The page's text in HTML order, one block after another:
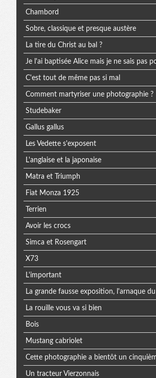
Chambord
Sobre, classique et presque austère
La tire du Christ au bal ?
Je l'ai baptisée Alice mais je ne sais pas
C'est tout de même pas si mal
Comment martyriser une photographie ?
Studebaker
Gallus gallus
Les Vedette s'exposent
L'anglaise et la japonaise
Matra et Triumph
Fiat Monza 1925
Terrien
Avoir les crocs
Simca et Rosengart
X73
L'important
La grande fausse exposition, l'arnaque du
La rouille vous va si bien
Bois
Mustang cabriolet
Cette photographie a bientôt un
Un tracteur Vierzonnais